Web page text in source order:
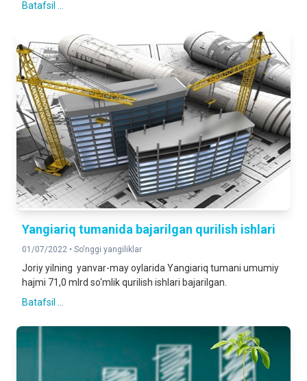
Batafsil ...
Yangiariq tumanida bajarilgan qurilish ishlari
01/07/2022 • So'nggi yangiliklar
Joriy yilning yanvar-may oylarida Yangiariq tumani umumiy
hajmi 71,0 mlrd so‘mlik qurilish ishlari bajarilgan.
Batafsil ...